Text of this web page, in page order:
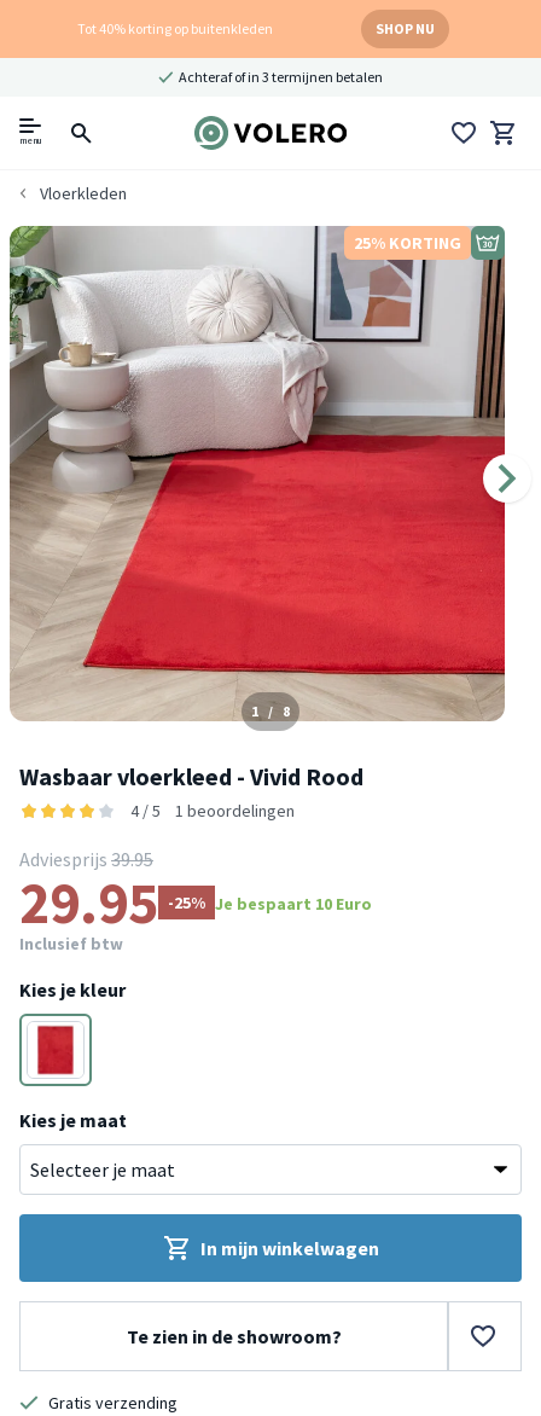
Tot 40% korting op buitenkleden SHOP NU
Achteraf of in 3 termijnen betalen
menu
Vloerkleden
25% KORTING
1 / 8
Wasbaar vloerkleed - Vivid Rood
4 / 5 1 beoordelingen
Adviesprijs 39.95
29.95 -25% Je bespaart 10 Euro
Inclusief btw
Kies je kleur
Rood
Kies je maat
In mijn winkelwagen
Te zien in de showroom?
Gratis verzending